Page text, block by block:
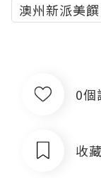
澳州新派美饌
0個
收藏